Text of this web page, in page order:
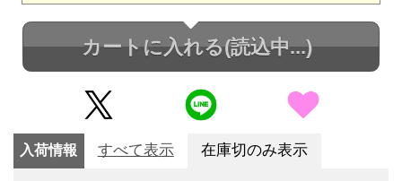
カートに入れる(読込中...)
入荷情報 すべて表示 在庫切のみ表示